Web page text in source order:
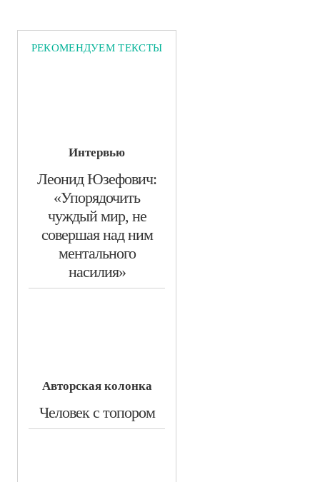
РЕКОМЕНДУЕМ ТЕКСТЫ
Интервью
​Леонид Юзефович:
«Упорядочить
чуждый мир, не
совершая над ним
ментального
насилия»
Авторская колонка
​Человек с топором